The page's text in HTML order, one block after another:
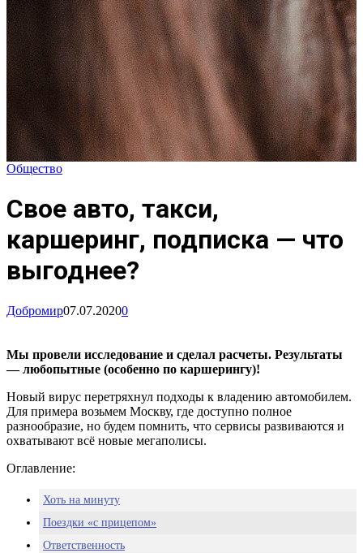
Общество
Свое авто, такси,
каршеринг, подписка — что
выгоднее?
Добромир07.07.20200
Мы провели исследование и сделал расчеты. Результаты
— любопытные (особенно по каршерингу)!
Новый вирус перетряхнул подходы к владению автомобилем.
Для примера возьмем Москву, где доступно полное
разнообразие, но будем помнить, что сервисы развиваются и
охватывают всё новые мегаполисы.
Оглавление:
Хоть на минуту
Поездки «с прицепом»
Ответственность